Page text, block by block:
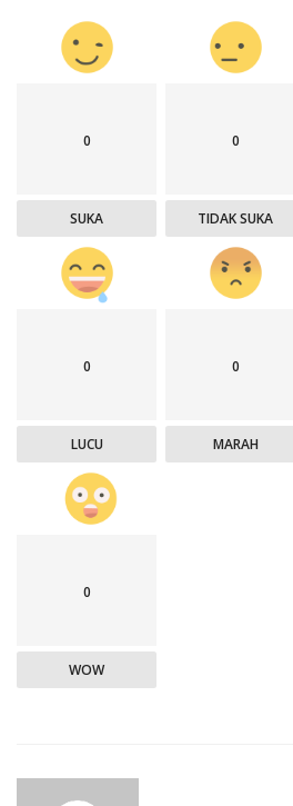
0
SUKA
0
TIDAK SUKA
0
LUCU
0
MARAH
0
WOW